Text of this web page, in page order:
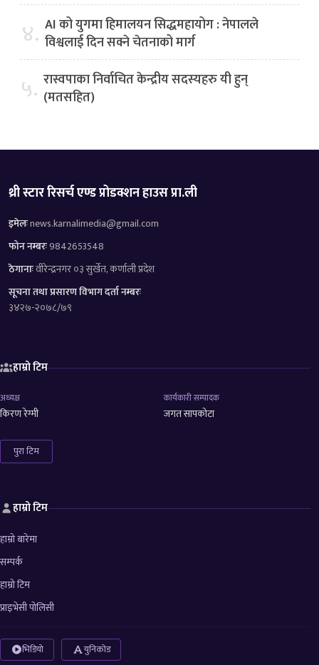
४. AI को युगमा हिमालयन सिद्धमहायोग : नेपालले
विश्वलाई दिन सक्ने चेतनाको मार्ग
५. रास्वपाका निर्वाचित केन्द्रीय सदस्यहरु यी हुन्
(मतसहित)
थ्री स्टार रिसर्च एण्ड प्रोडक्शन हाउस प्रा.ली
इमेलःnews.karnalimedia@gmail.com
फोन नम्बरः9842653548
ठेगानाःवीरेन्द्रनगर ०३ सुर्खेत, कर्णाली प्रदेश
सूचना तथा प्रसारण विभाग दर्ता नम्बरः
३४२७-२०७८/७९
हाम्रो टिम
अध्यक्ष
किरण रेग्मी
कार्यकारी सम्पादक
जगत सापकोटा
पुरा टिम
हाम्रो टिम
हाम्रो बारेमा
सम्पर्क
हाम्रो टिम
प्राइभेसी पोलिसी
भिडियो युनिकोड